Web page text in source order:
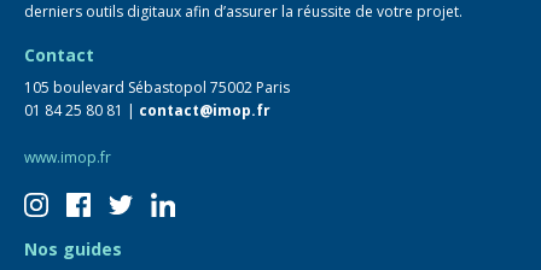
derniers outils digitaux afin d’assurer la réussite de votre projet.
Contact
105 boulevard Sébastopol 75002 Paris
01 84 25 80 81 | contact@imop.fr
www.imop.fr
Nos guides